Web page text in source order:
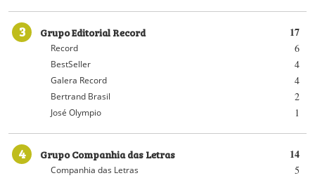
3 17
Grupo Editorial Record
6
Record
4
BestSeller
4
Galera Record
2
Bertrand Brasil
1
José Olympio
4 14
Grupo Companhia das Letras
5
Companhia das Letras